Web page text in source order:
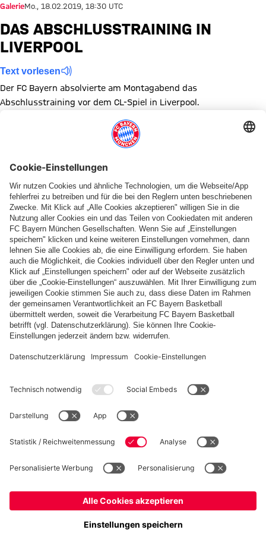
GalerieMo., 18.02.2019, 18:30 UTC
DAS ABSCHLUSSTRAINING IN
LIVERPOOL
Text vorlesen
Der FC Bayern absolvierte am Montagabend das
Abschlusstraining vor dem CL-Spiel in Liverpool.
Zeige in voller Größe
Zeige in voller Größe
Zeige in voller Größe
Zeige in voller GrößeZeige in voller Größe
Zeige in voller
Zeige in
Themen dieser Bildergalerie
Bildergalerie Champions League
FC Liverpool
Training
Diese Bildergalerie teilen
PARTNER
fcbayern.com Basketball Allianz Arena Media Center
Jobs
FC Bayern Tours
FC Bayern München AG
Kinder- und Jugendschutz Hinweisgebersystem
Verträge hier kündigen Cookie-Einstellungen